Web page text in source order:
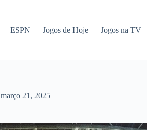
ESPN Jogos de Hoje Jogos na TV
março 21, 2025